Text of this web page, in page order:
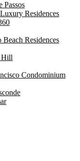
Passos
Residences
Beach Residences
Hill
Condominium